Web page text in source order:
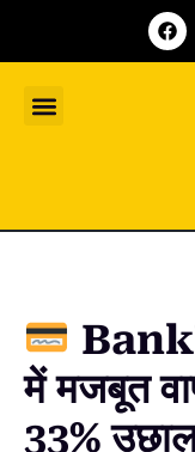
में मजबूत
33%